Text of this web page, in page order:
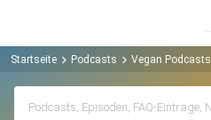
Startseite Podcasts Vegan Podcasts